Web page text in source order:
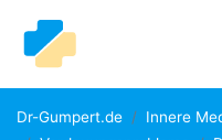
Dr-Gumpert.de Innere